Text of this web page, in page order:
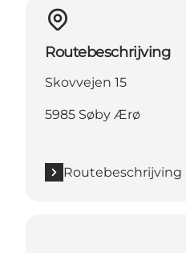
Routebeschrijving
Skovvejen 15
5985 Søby Ærø
Routebeschrijving